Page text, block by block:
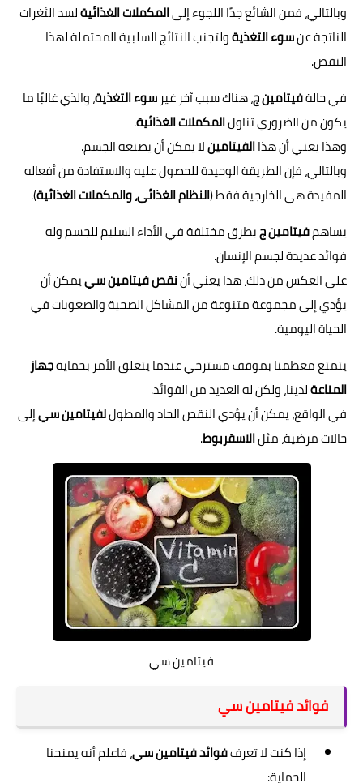
وبالتالي، فمن الشائع جدًا اللجوء إلىالمكملات الغذائيةلسد الثغرات
الناتجة عنسوء التغذيةولتجنب النتائج السلبية المحتملة لهذا
النقص.
في حالةفيتامين ج، هناك سبب آخر غيرسوء التغذية، والذي غالبًا ما
يكون من الضروري تناولالمكملات الغذائية.
وهذا يعني أن هذاالفيتامينلا يمكن أن يصنعه الجسم.
وبالتالي، فإن الطريقة الوحيدة للحصول عليه والاستفادة من أفعاله
المفيدة هي الخارجية فقط (النظام الغذائي، والمكملات الغذائية).
يساهمفيتامين جبطرق مختلفة في الأداء السليم للجسم وله
فوائد عديدة لجسم الإنسان.
على العكس من ذلك، هذا يعني أننقص فيتامين سييمكن أن
يؤدي إلى مجموعة متنوعة من المشاكل الصحية والصعوبات في
الحياة اليومية.
يتمتع معظمنا بموقف مسترخي عندما يتعلق الأمر بحمايةجهاز
المناعةلدينا، ولكن له العديد من الفوائد.
في الواقع، يمكن أن يؤدي النقص الحاد والمطوللفيتامين سيإلى
حالات مرضية، مثلالاسقربوط.
فيتامين سي
فوائد فيتامين سي
إذا كنت لا تعرففوائد فيتامين سي، فاعلم أنه يمنحنا
الحماية: